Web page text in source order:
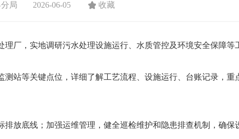
局 2026-06-05 收藏
，实地调研污水处理设施运行、水质管控及环境安全保障等
等关键点位，详细了解工艺流程、设施运行、台账记录，重
底线；加强运维管理，健全巡检维护和隐患排查机制，确保